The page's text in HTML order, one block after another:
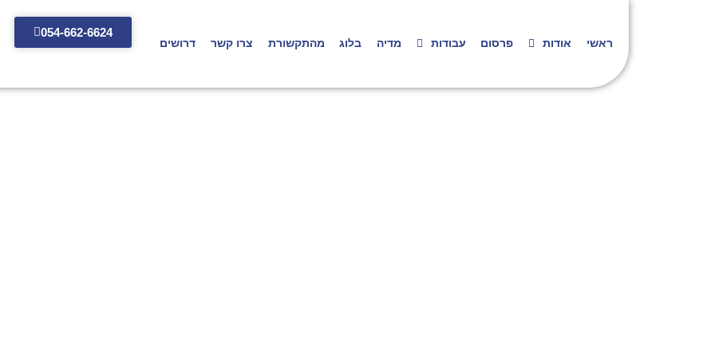
ראשי אודות פרסום עבודות מדיה בלוג מהתקשורת צרו קשר דרושים
054-662-6624